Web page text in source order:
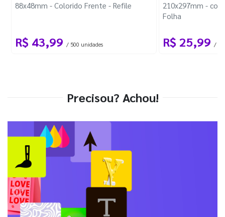
88x48mm - Colorido Frente - Refile
R$ 43,99 / 500 unidades
210x297mm -
Folha
R$ 25,99 / 1
Precisou? Achou!